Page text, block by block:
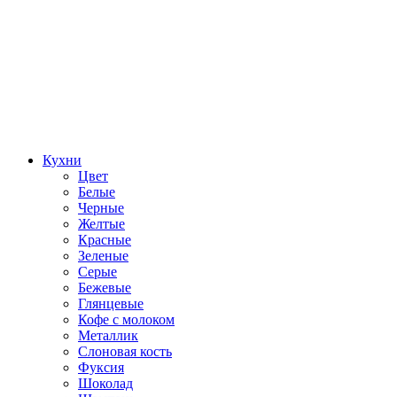
Кухни
Цвет
Белые
Черные
Желтые
Красные
Зеленые
Серые
Бежевые
Глянцевые
Кофе с молоком
Металлик
Слоновая кость
Фуксия
Шоколад